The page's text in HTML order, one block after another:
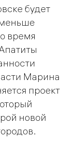
будет
время
Марина
проект
новой